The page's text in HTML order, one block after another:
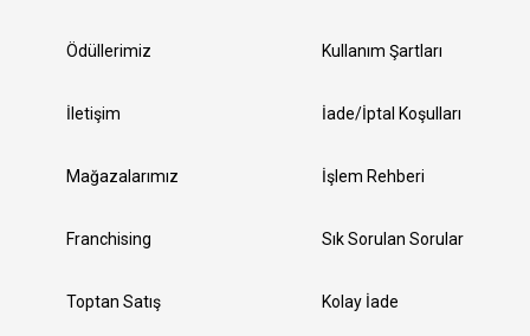
Ödüllerimiz
İletişim
Mağazalarımız
Franchising
Toptan Satış
Kullanım Şartları
İade/İptal Koşulları
İşlem Rehberi
Sık Sorulan Sorular
Kolay İade